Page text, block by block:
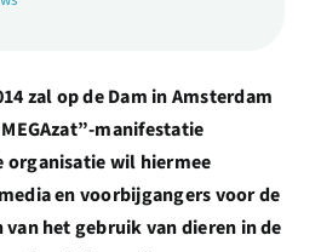
zal op de Dam in Amsterdam
manifestatie
organisatie wil hiermee
en voorbijgangers voor de
het gebruik van dieren in de